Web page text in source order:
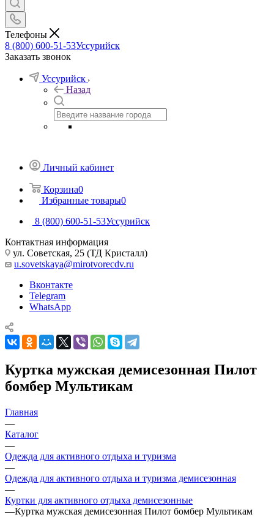
Телефоны
8 (800) 600-51-53Уссурийск
Заказать звонок
Уссурийск
Назад
Личный кабинет
Корзина0
Избранные товары0
8 (800) 600-51-53Уссурийск
Контактная информация
ул. Советская, 25 (ТД Кристалл)
u.sovetskaya@mirotvorecdv.ru
Вконтакте
Telegram
WhatsApp
Куртка мужская демисезонная Пилот
бомбер Мультикам
Главная
—
Каталог
—
Одежда для активного отдыха и туризма
—
Одежда для активного отдыха и туризма демисезонная
—
Куртки для активного отдыха демисезонные
—Куртка мужская демисезонная Пилот бомбер Мультикам